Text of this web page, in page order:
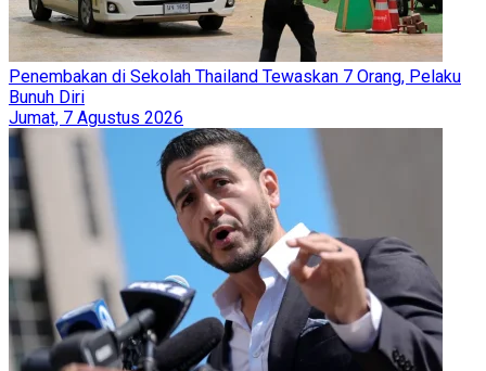
Penembakan di Sekolah Thailand Tewaskan 7 Orang, Pelaku
Bunuh Diri
Jumat, 7 Agustus 2026